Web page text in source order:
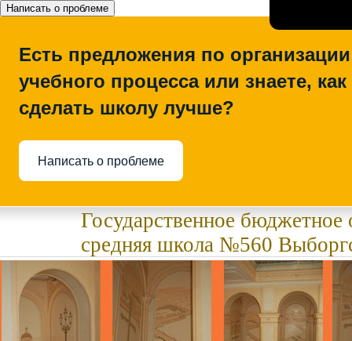
Написать о проблеме
Есть предложения по организации
учебного процесса или знаете, как
сделать школу лучше?
Написать о проблеме
Государственное
средняя школа №560